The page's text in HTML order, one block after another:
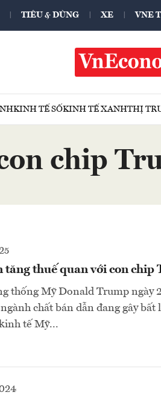
TIÊU & DÙNG XE VNE
KINH TẾ SỐKINH TẾ XANHTHỊ
chip
thuế quan với con chip
thống Mỹ Donald Trump ngày
chất bán dẫn đang gây
tế Mỹ...